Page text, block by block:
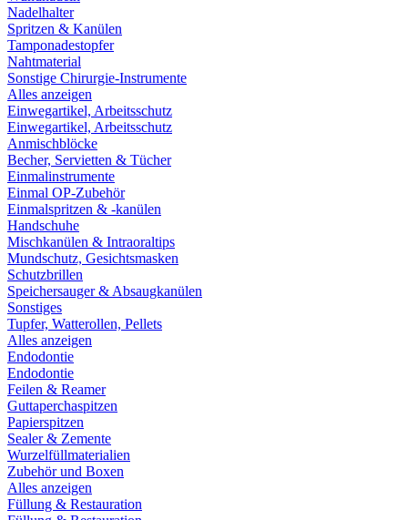
Nadelhalter
Spritzen & Kanülen
Tamponadestopfer
Nahtmaterial
Sonstige Chirurgie-Instrumente
Alles anzeigen
Einwegartikel, Arbeitsschutz
Einwegartikel, Arbeitsschutz
Anmischblöcke
Becher, Servietten & Tücher
Einmalinstrumente
Einmal OP-Zubehör
Einmalspritzen & -kanülen
Handschuhe
Mischkanülen & Intraoraltips
Mundschutz, Gesichtsmasken
Schutzbrillen
Speichersauger & Absaugkanülen
Sonstiges
Tupfer, Watterollen, Pellets
Alles anzeigen
Endodontie
Endodontie
Feilen & Reamer
Guttaperchaspitzen
Papierspitzen
Sealer & Zemente
Wurzelfüllmaterialien
Zubehör und Boxen
Alles anzeigen
Füllung & Restauration